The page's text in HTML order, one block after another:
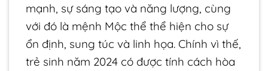
mạnh, sự sáng tạo và năng lượng, cùng
với đó là mệnh Mộc thể thể hiện cho sự
ổn định, sung túc và linh họa. Chính vì thế,
trẻ sinh năm 2024 có được tính cách hòa